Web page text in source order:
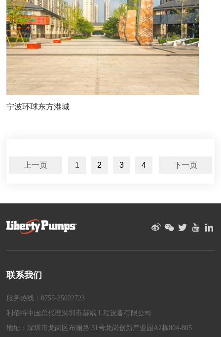
宁波环球东方港城
上一页 1 2 3 4 下一页
联系我们
服务热线：0755-25022723
利佰特中国总代理深圳市赫威工程设备有限公司
地址：深圳市龙岗区布澜路 31号龙岗创新产业园A2栋804-805